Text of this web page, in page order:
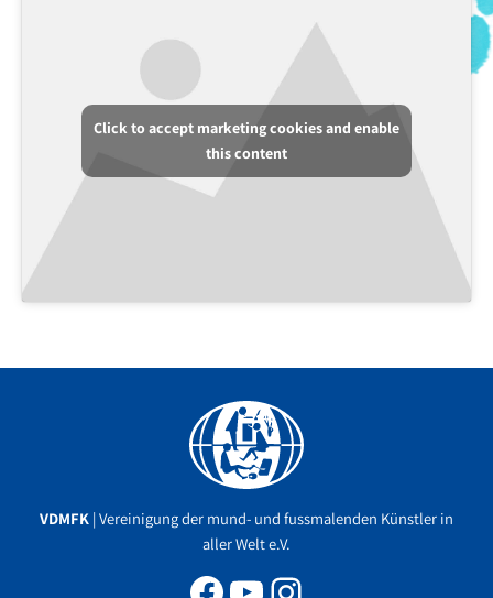
Click to accept marketing cookies and enable
this content
VDMFK | Vereinigung der mund- und fussmalenden Künstler in
aller Welt e.V.
Facebook
YouTube
Instagram